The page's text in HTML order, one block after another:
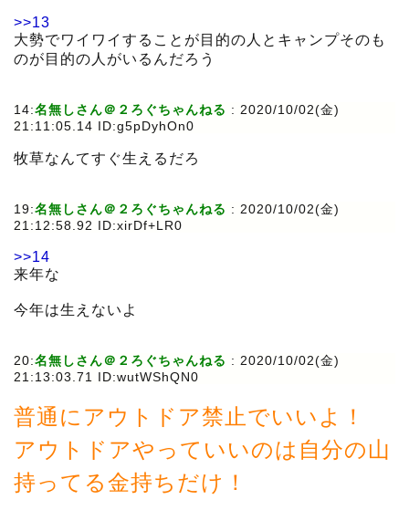
>>13
大勢でワイワイすることが目的の人とキャンプそのも
のが目的の人がいるんだろう
14:名無しさん＠２ろぐちゃんねる : 2020/10/02(金)
21:11:05.14 ID:g5pDyhOn0
牧草なんてすぐ生えるだろ
19:名無しさん＠２ろぐちゃんねる : 2020/10/02(金)
21:12:58.92 ID:xirDf+LR0
>>14
来年な
今年は生えないよ
20:名無しさん＠２ろぐちゃんねる : 2020/10/02(金)
21:13:03.71 ID:wutWShQN0
普通にアウトドア禁止でいいよ！
アウトドアやっていいのは自分の山
持ってる金持ちだけ！